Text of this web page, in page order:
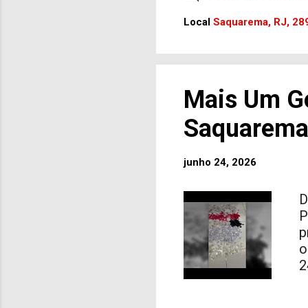
Local Saquarema, RJ,
Mais Um
junho 24, 2026